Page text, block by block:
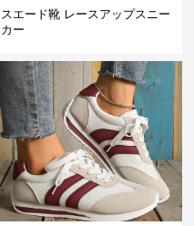
スエード靴 レースアップスニー
カー